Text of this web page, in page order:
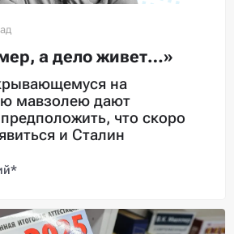
а дело живет…»
на
мавзолею дают
что скоро
и Сталин